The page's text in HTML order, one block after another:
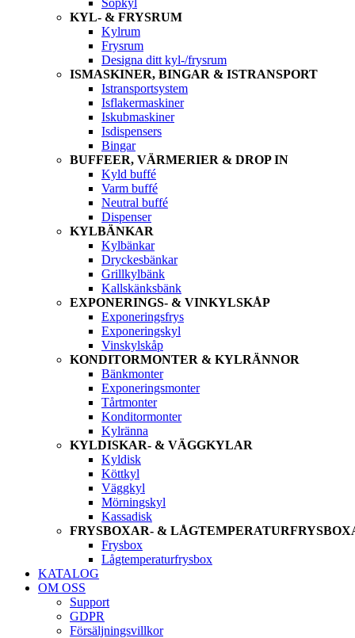
Sopkyl
KYL- & FRYSRUM
Kylrum
Frysrum
Designa ditt kyl-/frysrum
ISMASKINER, BINGAR & ISTRANSPORT
Istransportsystem
Isflakermaskiner
Iskubmaskiner
Isdispensers
Bingar
BUFFEER, VÄRMERIER & DROP IN
Kyld buffé
Varm buffé
Neutral buffé
Dispenser
KYLBÄNKAR
Kylbänkar
Dryckesbänkar
Grillkylbänk
Kallskänksbänk
EXPONERINGS- & VINKYLSKÅP
Exponeringsfrys
Exponeringskyl
Vinskylskåp
KONDITORMONTER & KYLRÄNNOR
Bänkmonter
Exponeringsmonter
Tårtmonter
Konditormonter
Kylränna
KYLDISKAR- & VÄGGKYLAR
Kyldisk
Köttkyl
Väggkyl
Mörningskyl
Kassadisk
FRYSBOXAR- &
Frysbox
Lågtemperaturfrysbox
KATALOG
OM OSS
Support
GDPR
Försäljningsvillkor